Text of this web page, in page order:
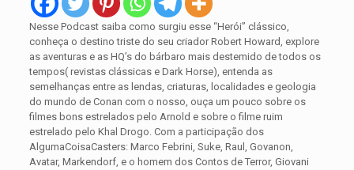
Nesse Podcast saiba como surgiu esse “Herói” clássico,
conheça o destino triste do seu criador Robert Howard, explore
as aventuras e as HQ’s do bárbaro mais destemido de todos os
tempos( revistas clássicas e Dark Horse), entenda as
semelhanças entre as lendas, criaturas, localidades e geologia
do mundo de Conan com o nosso, ouça um pouco sobre os
filmes bons estrelados pelo Arnold e sobre o filme ruim
estrelado pelo Khal Drogo. Com a participação dos
AlgumaCoisaCasters: Marco Febrini, Suke, Raul, Govanon,
Avatar, Markendorf, e o homem dos Contos de Terror, Giovani